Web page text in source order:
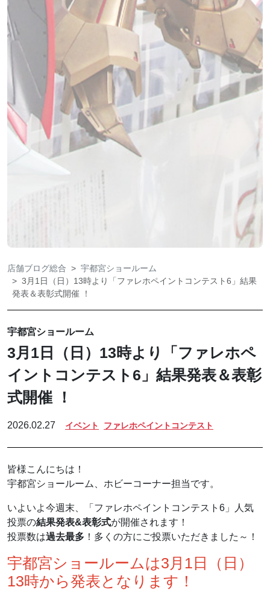
店舗ブログ総合
宇都宮ショールーム
3月1日（日）13時より「ファレホペイントコンテスト6」結果
発表＆表彰式開催 ！
宇都宮ショールーム
3月1日（日）13時より「ファレホペ
イントコンテスト6」結果発表＆表彰
式開催 ！
2026.02.27 イベント ファレホペイントコンテスト
皆様こんにちは！
宇都宮ショールーム、ホビーコーナー担当です。
いよいよ今週末、「ファレホペイントコンテスト6」人気
投票の結果発表&表彰式が開催されます！
投票数は過去最多 ！多くの方にご投票いただきました～！
宇都宮ショールームは3月1日（日）
13時から発表となります！